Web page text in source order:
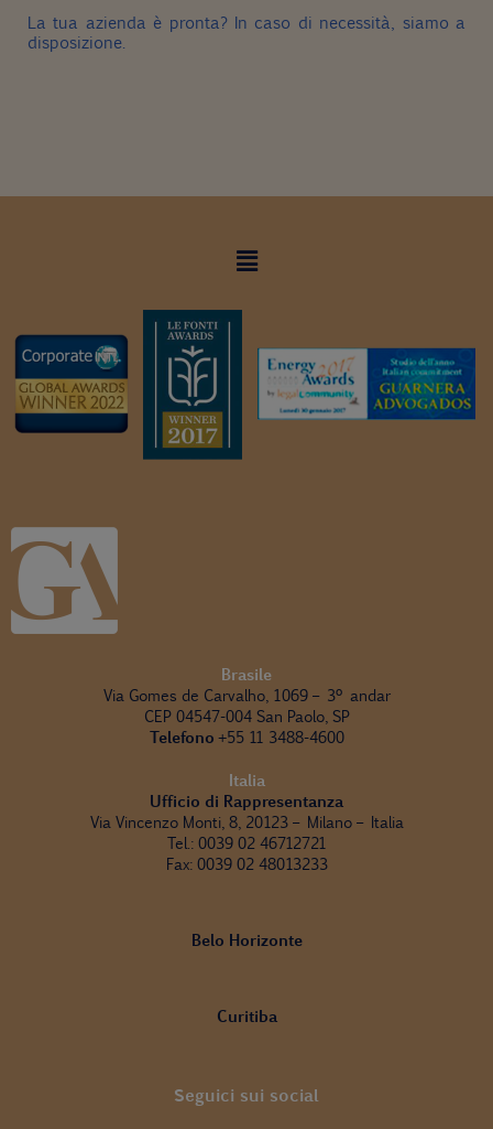
La tua azienda è pronta? In caso di necessità, siamo a
disposizione.
Brasile
Via Gomes de Carvalho, 1069 – 3º andar
CEP 04547-004 San Paolo, SP
Telefono +55 11 3488-4600
Italia
Ufficio di Rappresentanza
Via Vincenzo Monti, 8, 20123 – Milano – Italia
Tel.: 0039 02 46712721
Fax: 0039 02 48013233
Belo Horizonte
Curitiba
Seguici sui social